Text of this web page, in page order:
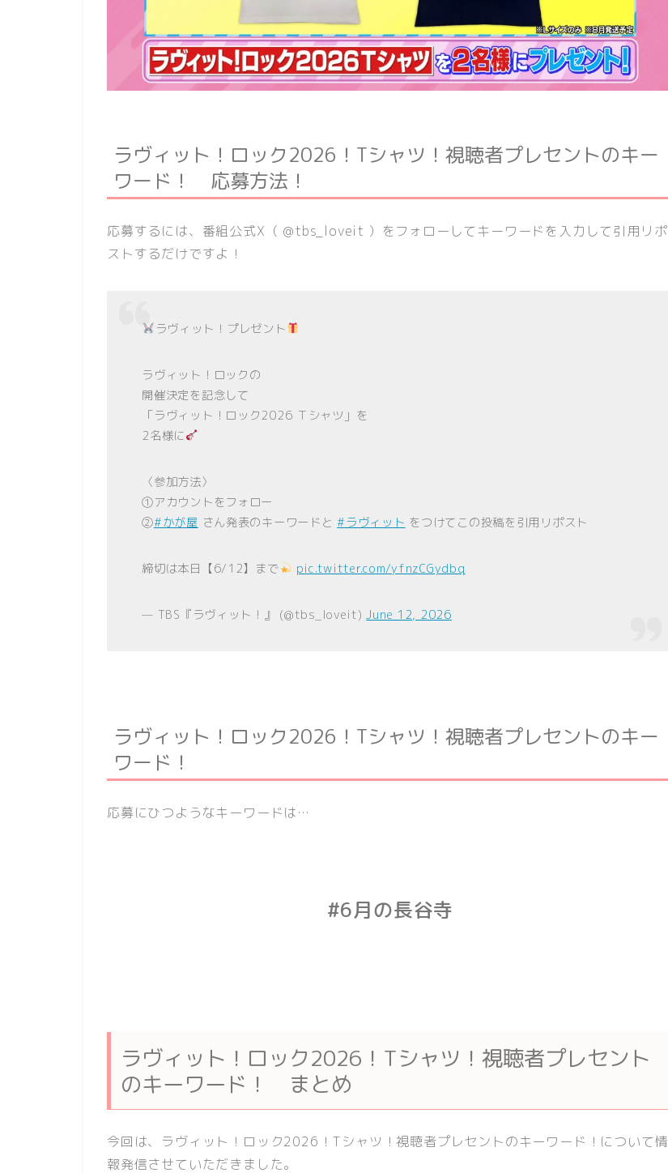
ラヴィット！ロック2026！Tシャツ！視聴者プレセントのキー
ワード！ 応募方法！
応募するには、番組公式X（ @tbs_loveit ）をフォローしてキーワードを入力して引用リポ
ストするだけですよ！
ラヴィット！プレゼント
ラヴィット！ロックの
開催決定を記念して
「ラヴィット！ロック2026 Ｔシャツ」を
2名様に
〈参加方法〉
①アカウントをフォロー
②#かが屋 さん発表のキーワードと #ラヴィット をつけてこの投稿を引用リポスト
締切は本日【6/12】まで pic.twitter.com/yfnzCGydbq
— TBS『ラヴィット！』 (@tbs_loveit)June 12, 2026
ラヴィット！ロック2026！Tシャツ！視聴者プレセントのキー
ワード！
応募にひつようなキーワードは…
#6月の長谷寺
ラヴィット！ロック2026！Tシャツ！視聴者プレセント
のキーワード！ まとめ
今回は、ラヴィット！ロック2026！Tシャツ！視聴者プレセントのキーワード！について情
報発信させていただきました。